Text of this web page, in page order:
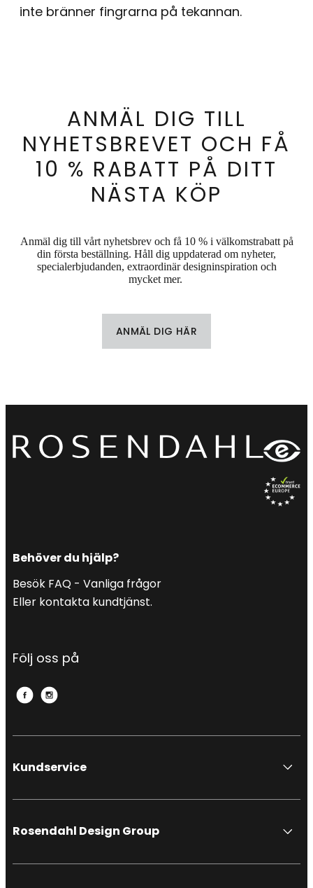
inte bränner fingrarna på tekannan.
ANMÄL DIG TILL
NYHETSBREVET OCH FÅ
10 % RABATT PÅ DITT
NÄSTA KÖP
Anmäl dig till vårt nyhetsbrev och få 10 % i välkomstrabatt på
din första beställning. Håll dig uppdaterad om nyheter,
specialerbjudanden, extraordinär designinspiration och
mycket mer.
ANMÄL DIG HÄR
Behöver du hjälp?
Besök FAQ - Vanliga frågor
Eller kontakta kundtjänst.
Följ oss på
Kundservice
Rosendahl Design Group